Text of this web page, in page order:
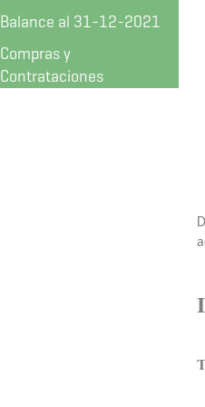
Balance al 31-12-2021
Compras y
Contrataciones